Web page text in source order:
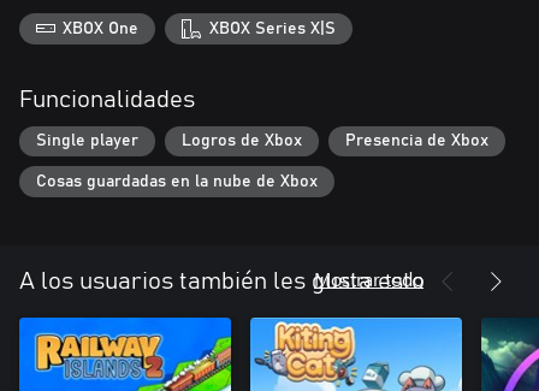
XBOX One XBOX Series X|S
Funcionalidades
Single player Logros de Xbox Presencia de Xbox
Cosas guardadas en la nube de Xbox
A los usuarios también les gusta esto
Mostrar todo